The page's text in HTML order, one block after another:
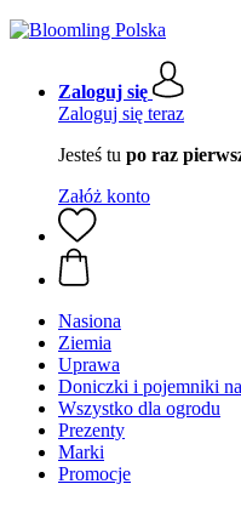
Zaloguj się
Zaloguj się teraz
Jesteś tu po raz
Załóż konto
Nasiona
Ziemia
Uprawa
Doniczki i pojemniki
Wszystko dla ogrodu
Prezenty
Marki
Promocje